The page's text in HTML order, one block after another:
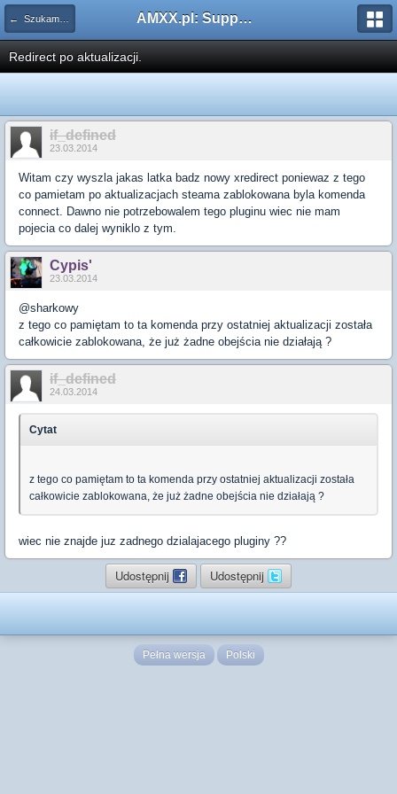
← Szukam pluginu AMXX.pl: Support AMX Mod X i SourceMod
Redirect po aktualizacji.
if_defined
23.03.2014
Witam czy wyszla jakas latka badz nowy xredirect poniewaz z tego
co pamietam po aktualizacjach steama zablokowana byla komenda
connect. Dawno nie potrzebowalem tego pluginu wiec nie mam
pojecia co dalej wyniklo z tym.
Cypis'
23.03.2014
@sharkowy
z tego co pamiętam to ta komenda przy ostatniej aktualizacji została
całkowicie zablokowana, że już żadne obejścia nie działają ?
if_defined
24.03.2014
Cytat
z tego co pamiętam to ta komenda przy ostatniej aktualizacji została
całkowicie zablokowana, że już żadne obejścia nie działają ?
wiec nie znajde juz zadnego dzialajacego pluginy ??
Udostępnij Udostępnij
Pełna wersja Polski